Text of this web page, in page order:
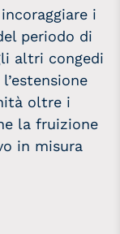
i
periodo di
altri congedi
oltre i
la fruizione
in misura